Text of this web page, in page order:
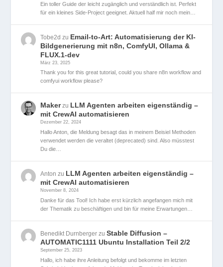
Ein toller Guide der leicht zugänglich und verständlich ist. Perfekt
für ein kleines Side-Project geeignet. Aktuell half mir noch mein…
Tobe2d zu Email-to-Art: Automatisierung der KI-
Bildgenerierung mit n8n, ComfyUI, Ollama &
FLUX.1-dev
März 23, 2025
Thank you for this great tutorial, could you share n8n workflow and
comfyui workflow please?
Makerzu LLM Agenten arbeiten eigenständig –
mit CrewAI automatisieren
Dezember 22, 2024
Hallo Anton, die Meldung besagt das in meinem Beisiel Methoden
verwendet werden die veraltet (deprecated) sind. Also müsstest
Du die…
Anton zu LLM Agenten arbeiten eigenständig –
mit CrewAI automatisieren
November 8, 2024
Danke für das Tool! Ich habe erst kürzlich angefangen mich mit
der Thematik zu beschäftigen und bin für meine Erwartungen…
Benedikt Durnberger zuStable Diffusion –
AUTOMATIC1111 Ubuntu Installation Teil 2/2
September 25, 2023
Hallo, ich habe ihre Anleitung befolgt und bekomme im letzten